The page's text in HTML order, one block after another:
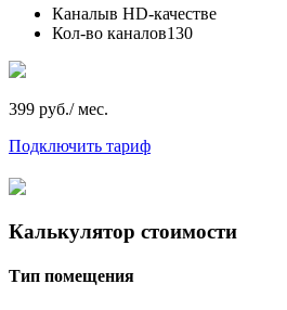
Каналыв HD-качестве
Кол-во каналов130
399 руб./ мес.
Подключить тариф
Калькулятор стоимости
Тип помещения